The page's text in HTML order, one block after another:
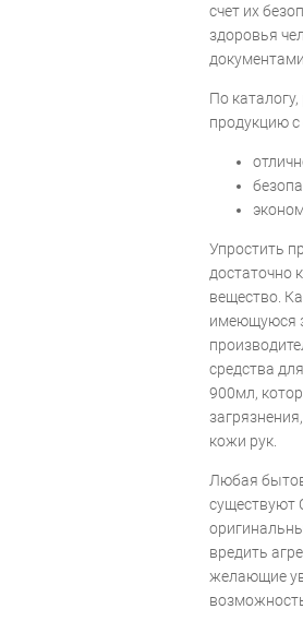
счет их
здоровья
документами.
По
продукцию
Упростить
достаточно
вещество.
имеющуюся
средства
900мл,
кожи рук.
Любая
существуют
вредить
желающие